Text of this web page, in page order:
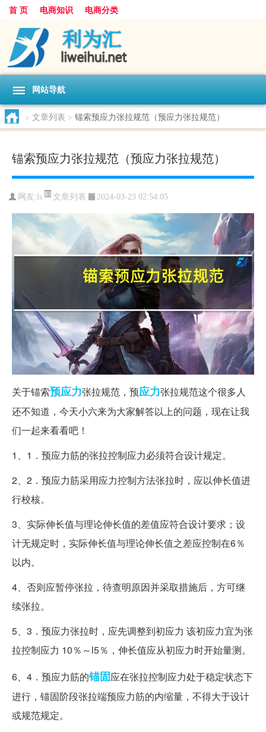
首 页 电商知识 电商分类
网站导航
> 文章列表 > 锚索预应力张拉规范（预应力张拉规范）
锚索预应力张拉规范（预应力张拉规范）
网友: ls 文章列表 2024-03-23 02:54:05
关于锚索预应力张拉规范，预应力张拉规范这个很多人
还不知道，今天小六来为大家解答以上的问题，现在让我
们一起来看看吧！
1、1．预应力筋的张拉控制应力必须符合设计规定。
2、2．预应力筋采用应力控制方法张拉时，应以伸长值进
行校核。
3、实际伸长值与理论伸长值的差值应符合设计要求；设
计无规定时，实际伸长值与理论伸长值之差应控制在6％
以内。
4、否则应暂停张拉，待查明原因并采取措施后，方可继
续张拉。
5、3．预应力张拉时，应先调整到初应力 该初应力宜为张
拉控制应力 10％～l5％，伸长值应从初应力时开始量测。
6、4．预应力筋的锚固应在张拉控制应力处于稳定状态下
进行，锚固阶段张拉端预应力筋的内缩量，不得大于设计
或规范规定。